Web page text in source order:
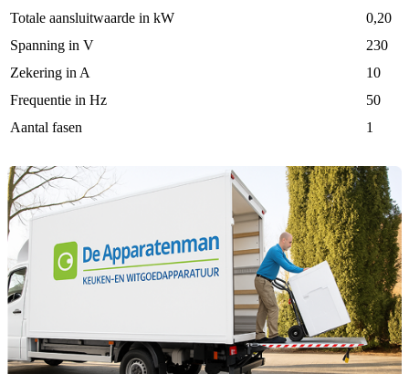
Totale aansluitwaarde in kW
0,20
Spanning in V
230
Zekering in A
10
Frequentie in Hz
50
Aantal fasen
1